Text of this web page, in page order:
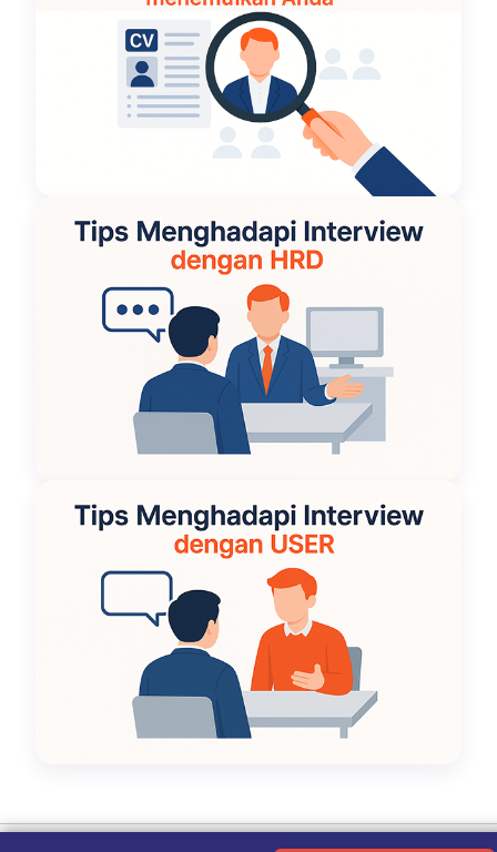
Kebijakan Privasi|Tentang Kami|